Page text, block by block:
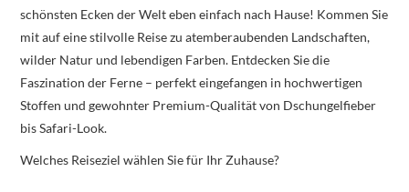
schönsten Ecken der Welt eben einfach nach Hause! Kommen Sie
mit auf eine stilvolle Reise zu atemberaubenden Landschaften,
wilder Natur und lebendigen Farben. Entdecken Sie die
Faszination der Ferne – perfekt eingefangen in hochwertigen
Stoffen und gewohnter Premium-Qualität von Dschungelfieber
bis Safari-Look.
Welches Reiseziel wählen Sie für Ihr Zuhause?